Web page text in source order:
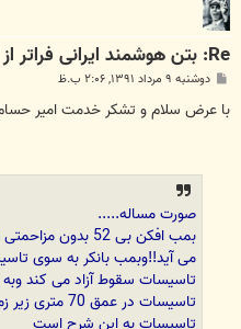
Re: بتن‌ هوشمند ایرانی فراتر از تکنولوژی بمب‌های ادعایی آمری
پ
ت
دوشنبه ۹ مرداد ۱۳۹۱, ۲:۰۶ ب.ظ
با عرض سلام و تشکر خدمت امیر
صورت مساله.....
بمب افکن بی 52
می آید!!وبمب بانکر به سوی
تاسیسات سقوط آزاد می کند
تاسیسات در
تاسیسات به این شرح است